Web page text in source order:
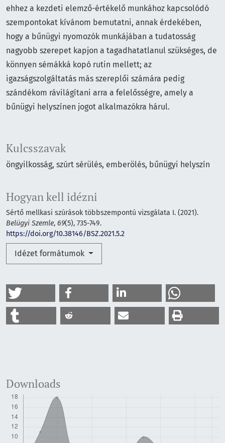
Kulcsszavak
öngyilkosság szúrt sérülés emberölés bűnügyi helyszín
Hogyan kell idézni
Sértő mellkasi szúrások többszempontú vizsgálata I. (2021).
Belügyi Szemle, 69(5), 735-749.
https://doi.org/10.38146/BSZ.2021.5.2
Idézet formátumok
ehhez a kezdeti elemző-értékelő munkához kapcsolódó
szempontokat kívánom bemutatni, annak érdekében,
hogy a bűnügyi nyomozók munkájában a tudatosság
nagyobb szerepet kapjon a tagadhatatlanul szükséges, de
könnyen sémákká kopó rutin mellett; az
igazságszolgáltatás más szereplői számára pedig
szándékom rávilágítani arra a felelősségre, amely a
bűnügyi helyszínen jogot alkalmazókra hárul.
Downloads